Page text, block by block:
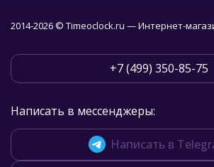
2014-2026 © Timeoclock.ru — Интернет-
+7 (499) 350-85-75
Написать в мессенджеры:
Написать в